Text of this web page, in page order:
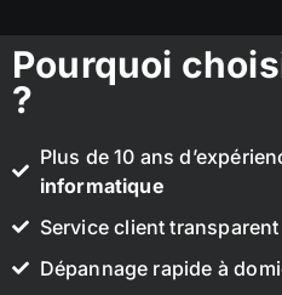
Pourquoi
?
Plus de 10 ans
informatique
Service client
Dépannage rapide à